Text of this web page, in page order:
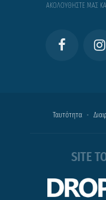
ΑΚΟΛΟΥΘΗΣΤΕ ΜΑΣ
Ταυτότητα
SITE